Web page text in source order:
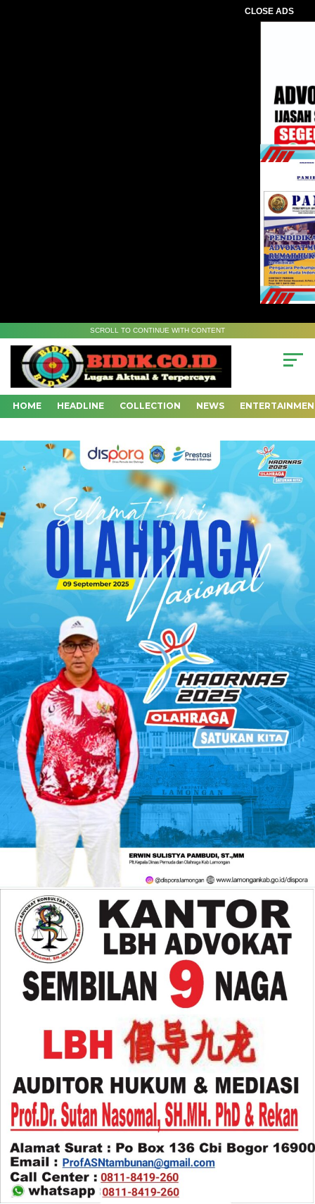
CLOSE ADS
SCROLL TO CONTINUE WITH CONTENT
HOME HEADLINE COLLECTION NEWS